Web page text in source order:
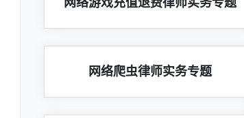
网络爬虫律师实务专题